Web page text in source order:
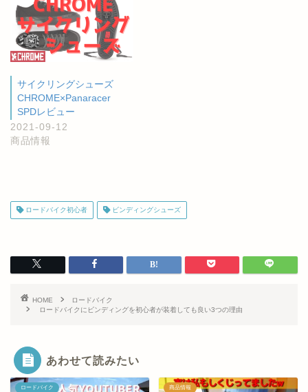
サイクリングシューズ
CHROME×Panaracer
SPDレビュー
2021-09-12
商品情報
ロードバイク初心者 ビンディングシューズ
HOME
ロードバイク
ロードバイクにビンディングを初心者が装着しても良い3つの理由
あわせて読みたい
ロードバイク 商品情報